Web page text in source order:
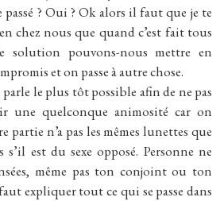
passé ? Oui ? Ok alors il faut que je te
chez nous que quand c’est fait tous
solution pouvons-nous mettre en
et on passe à autre chose.
le plus tôt possible afin de ne pas
une quelconque animosité car on
partie n’a pas les mêmes lunettes que
est du sexe opposé. Personne ne
même pas ton conjoint ou ton
expliquer tout ce qui se passe dans